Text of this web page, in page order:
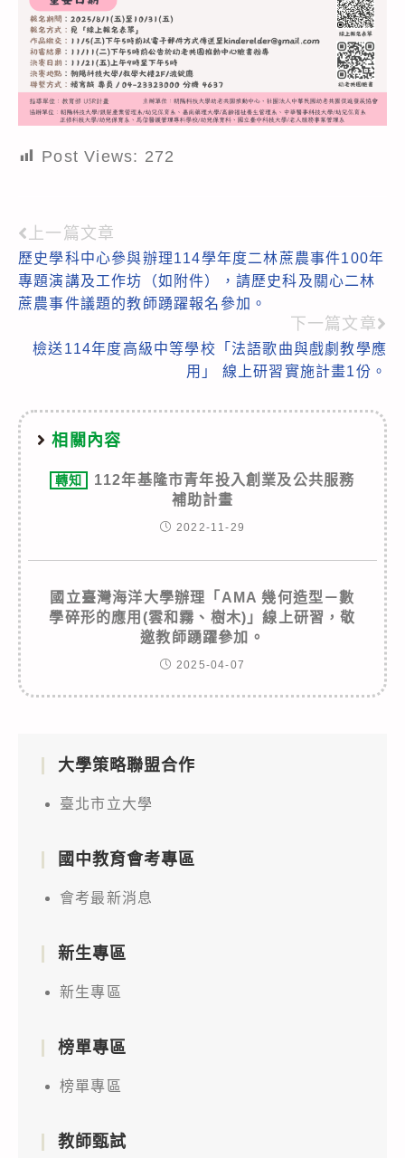
Post Views: 272
Read
more
articles
上一篇文章
歷史學科中心參與辦理114學年度二林蔗農事件100年
專題演講及工作坊（如附件），請歷史科及關心二林
蔗農事件議題的教師踴躍報名參加。
下一篇文章
檢送114年度高級中等學校「法語歌曲與戲劇教學應
用」 線上研習實施計畫1份。
相關內容
轉知
112年基隆市青年投入創業及公共服務
補助計畫
2022-11-29
國立臺灣海洋大學辦理「AMA 幾何造型－數
學碎形的應用(雲和霧、樹木)」線上研習，敬
邀教師踴躍參加。
2025-04-07
大學策略聯盟合作
臺北市立大學
國中教育會考專區
會考最新消息
新生專區
新生專區
榜單專區
榜單專區
教師甄試